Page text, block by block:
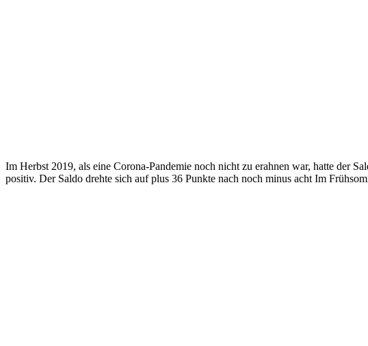
Im Herbst 2019, als eine Corona-Pandemie noch nicht zu erahnen war, hatte der
positiv. Der Saldo drehte sich auf plus 36 Punkte nach noch minus acht Im